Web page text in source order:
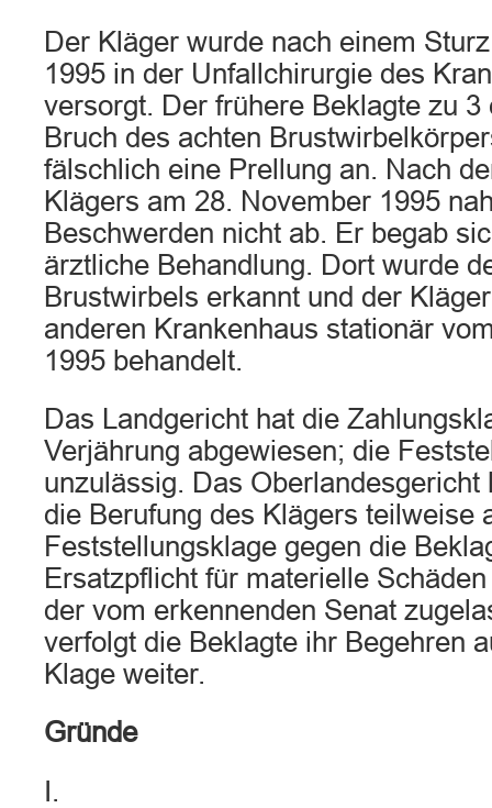
Der Kläger wurde nach einem
1995 in der Unfallchirurgie des
versorgt. Der frühere Beklagte zu 3
Bruch des achten
fälschlich eine Prellung an. Nach
Klägers am 28. November 1995
Beschwerden nicht ab. Er begab
ärztliche Behandlung. Dort wurde
Brustwirbels erkannt und der
anderen Krankenhaus stationär
1995 behandelt.
Das Landgericht hat die
Verjährung abgewiesen; die
unzulässig. Das Oberlandesgericht
die Berufung des Klägers teilweise
Feststellungsklage gegen die
Ersatzpflicht für materielle
der vom erkennenden Senat
verfolgt die Beklagte ihr Begehren
Klage weiter.
Gründe
I.